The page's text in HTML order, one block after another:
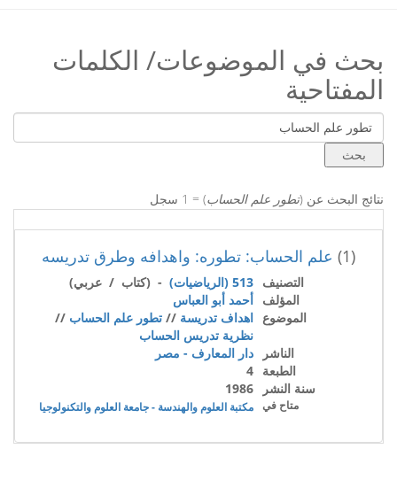
بحث في الموضوعات/ الكلمات
المفتاحية
نتائج البحث عن (تطور علم الحساب) = 1 سجل
(1) علم الحساب: تطوره: واهدافه وطرق تدريسه
التصنيف 513 (الرياضيات)
- (كتاب / عربي)
المؤلف أحمد أبو العباس
الموضوع اهداف تدريسة // تطور علم الحساب //
نظرية تدريس الحساب
الناشر
دار المعارف - مصر
الطبعة 4
سنة النشر
1986
متاح في مكتبة العلوم والهندسة - جامعة العلوم والتكنولوجيا